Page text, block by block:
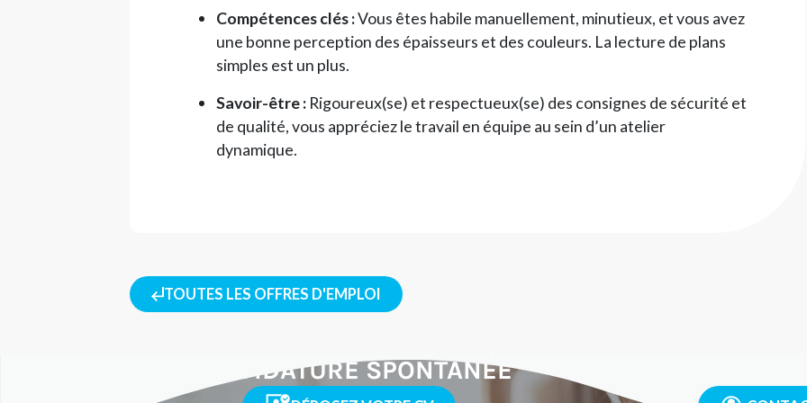
Compétences clés :Vous êtes habile manuellement, minutieux, et vous avez
une bonne perception des épaisseurs et des couleurs. La lecture de plans
simples est un plus.
Savoir-être : Rigoureux(se) et respectueux(se) des consignes de sécurité et
de qualité, vous appréciez le travail en équipe au sein d’un atelier
dynamique.
TOUTES LES OFFRES D'EMPLOI
CANDIDATURE SPONTANÉE